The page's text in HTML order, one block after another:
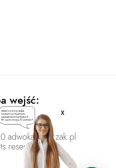
x
wejść:
reserved